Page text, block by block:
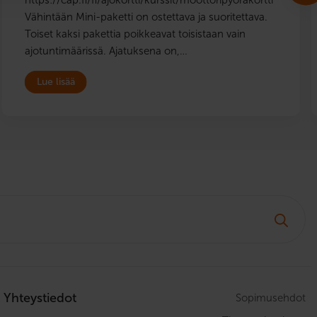
Vähintään Mini-paketti on ostettava ja suoritettava.
Toiset kaksi pakettia poikkeavat toisistaan vain
ajotuntimäärissä. Ajatuksena on,…
Lue lisää
Yhteystiedot
Sopimusehdot